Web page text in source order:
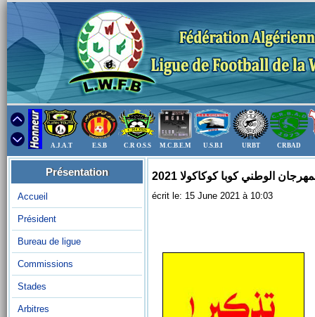
A.J.A.T E.S.B C.R O.S.S M.C.B.E.M U.S.B.I URBT CRBAD
Présentation
Accueil
Président
Bureau de ligue
Commissions
Stades
Arbitres
الوطني كوبا ‏كوكاكولا 2021‏
écrit le: 15 June 2021 à 10:03